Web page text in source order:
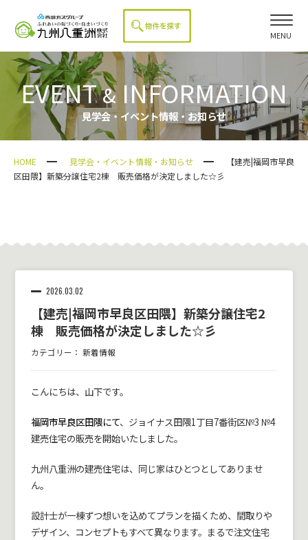
MENU
EVENT&INFORMATION
見学会・イベント情報・お知らせ
HOME 見学会・イベント情報・お知らせ
【建売|福岡市早良
区田隈】新築分譲住宅2棟 販売価格が決定しました☆彡
2026.03.02
【建売|福岡市早良区田隈】新築分譲住宅2
棟 販売価格が決定しました☆彡
カテゴリー： 新着情報
こんにちは、山下です。
福岡市早良区田隈にて、ジョイナス田隈1丁目7番街区№3 №4
建売住宅の販売を開始いたしました。
九州八重洲の建売住宅は、同じ家はひとつとしてありませ
ん。
設計士が一棟ずつ想いを込めてプランを描くため、間取りや
デザイン、コンセプトもすべて異なります。まるで注文住宅